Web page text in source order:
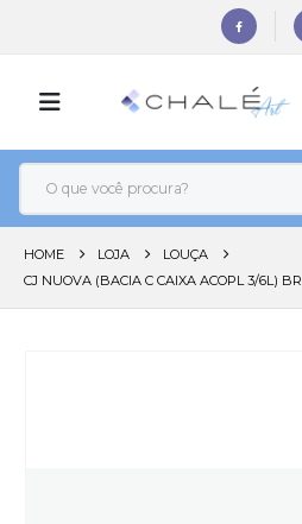
HOME LOJA
LOUÇA
CJ NUOVA (BACIA C CAIXA ACOPL 3/6L)